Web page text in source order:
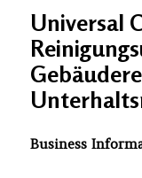
Universal
Business